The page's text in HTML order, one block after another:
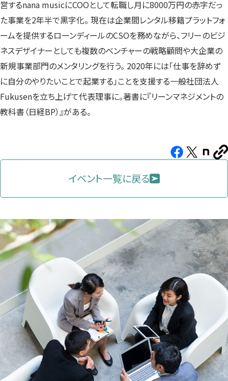
営するnana musicにCOOとして転職し月に8000万円の赤字だっ
た事業を2年半で黒字化。 現在は企業間レンタル移籍プラットフォ
ームを提供するローンディールのCSOを務めながら、フリーのビジ
ネスデザイナーとしても複数のベンチャーの戦略顧問や大企業の
新規事業部門のメンタリングを行う。 2020年には「仕事を辞めず
に自分のやりたいことで起業する」ことを支援する一般社団法人
Fukusenを立ち上げて代表理事に。著書に『リーンマネジメントの
教科書（日経BP）』がある。
Facebook（新
し
で
ま
す）
X（新
し
で
開
き
す）
note（新
し
で
開
き
ま
す）
イベント一覧に戻る